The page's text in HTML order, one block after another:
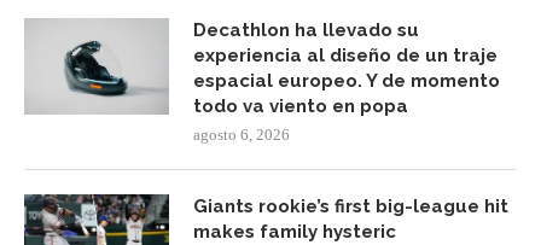
Decathlon ha llevado su
experiencia al diseño de un traje
espacial europeo. Y de momento
todo va viento en popa
agosto 6, 2026
Giants rookie’s first big-league hit
makes family hysteric